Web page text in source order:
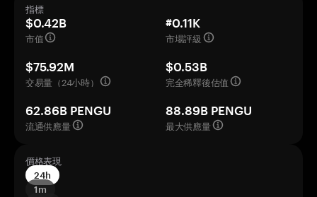
指標
$0.42B
市值
#0.11K
市場評級
$75.92M
交易量（24小時）
$0.53B
完全稀釋後估值
62.86B PENGU
流通供應量
88.89B PENGU
最大供應量
價格表現
24h
1m